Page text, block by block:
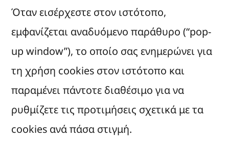
Όταν εισέρχεστε στον ιστότοπο,
εμφανίζεται αναδυόμενο παράθυρο (“pop-
up window”), το οποίο σας ενημερώνει για
τη χρήση cookies στον ιστότοπο και
παραμένει πάντοτε διαθέσιμο για να
ρυθμίζετε τις προτιμήσεις σχετικά με τα
cookies ανά πάσα στιγμή.